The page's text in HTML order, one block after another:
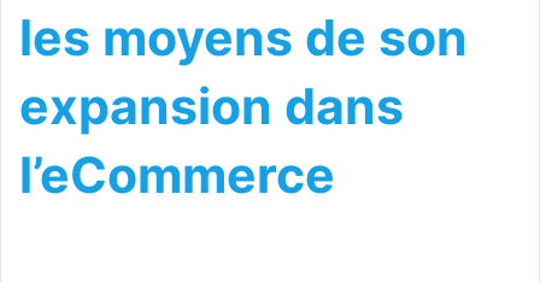
les moyens de son
expansion dans
l’eCommerce